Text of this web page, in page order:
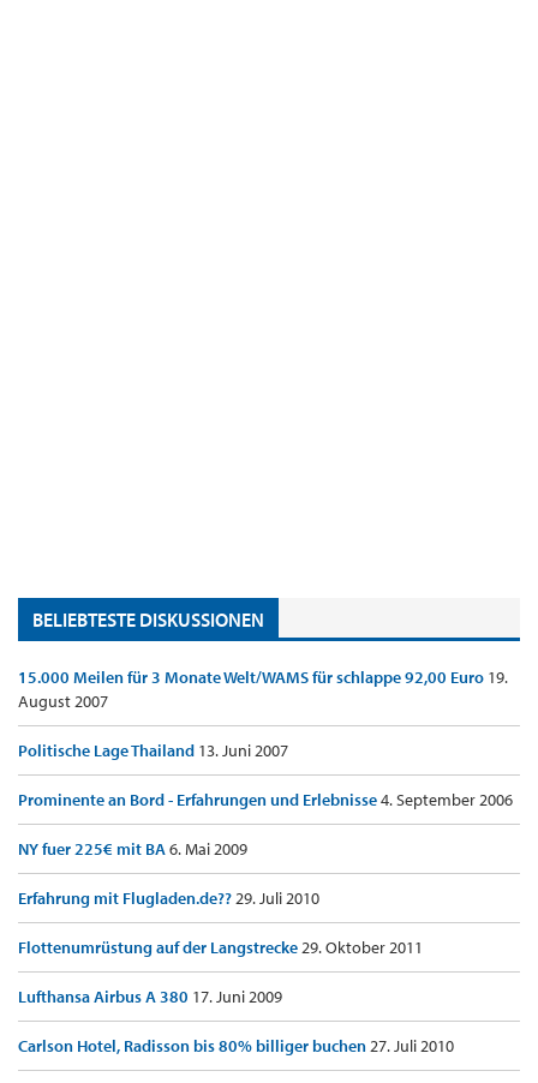
BELIEBTESTE DISKUSSIONEN
15.000 Meilen für 3 Monate Welt/WAMS für schlappe 92,00 Euro 19.
August 2007
Politische Lage Thailand 13. Juni 2007
Prominente an Bord - Erfahrungen und Erlebnisse4. September 2006
NY fuer 225€ mit BA6. Mai 2009
Erfahrung mit Flugladen.de??29. Juli 2010
Flottenumrüstung auf der Langstrecke29. Oktober 2011
Lufthansa Airbus A 380 17. Juni 2009
Carlson Hotel, Radisson bis 80% billiger buchen27. Juli 2010